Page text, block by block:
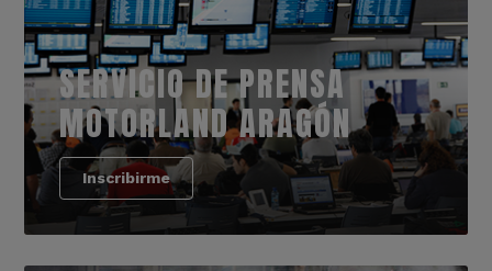
SERVICIO DE PRENSA
MOTORLAND ARAGÓN
Inscribirme